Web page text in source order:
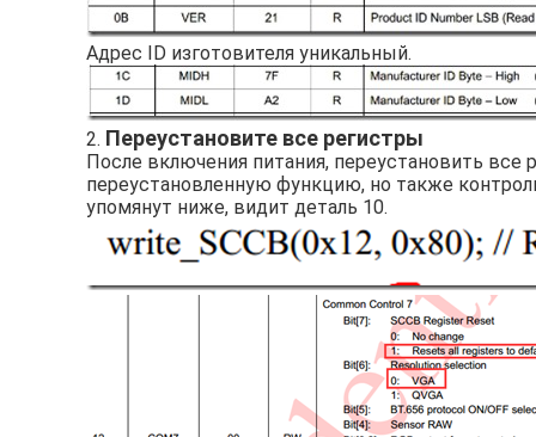
Адрес ID изготовителя уникальный.
2. Переустановите все регистры
После включения питания, переустановить все
переустановленную функцию, но также
упомянут ниже, видит деталь 10.